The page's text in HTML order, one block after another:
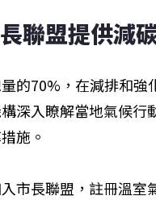
聯盟提供減
的70%，在減排和強
深入瞭解當地氣候行
施。
市長聯盟，註冊溫室